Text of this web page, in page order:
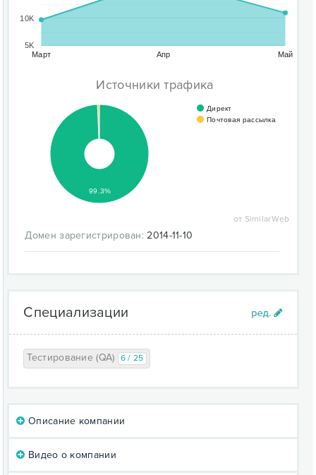
Март Апр Май
5K
10K
Источники трафика
Директ
Почтовая рассылка
99.3%
от SimilarWeb
Домен зарегистрирован: 2014-11-10
Специализации
Тестирование (QA) 6 / 25
Описание компании
Видео о компании